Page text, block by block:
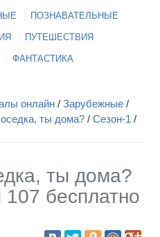
ПОЗНАВАТЕЛЬНЫЕ
ПУТЕШЕСТВИЯ
ФАНТАСТИКА
онлайн / Зарубежные /
ты дома? / Сезон-1 /
ты дома?
бесплатно